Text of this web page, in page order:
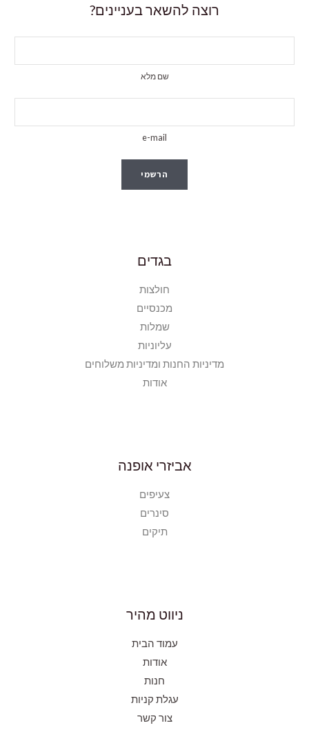
רוצה להשאר בעניינים?
שם מלא
e-mail
הרשמי
בגדים
חולצות
מכנסיים
שמלות
עליוניות
מדיניות החנות ומדיניות משלוחים
אודות
אביזרי אופנה
צעיפים
סינרים
תיקים
ניווט מהיר
עמוד הבית
אודות
חנות
עגלת קניות
צור קשר